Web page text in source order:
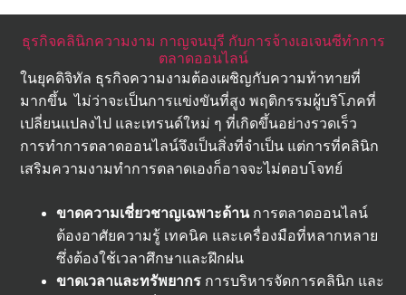
ธุรกิจคลินิกความงาม กาญจนบุรี กับการจ้างเอเจนซีทำการ
ตลาดออนไลน์
ในยุคดิจิทัล ธุรกิจความงามต้องเผชิญกับความท้าทายที่
มากขึ้น ไม่ว่าจะเป็นการแข่งขันที่สูง พฤติกรรมผู้บริโภคที่
เปลี่ยนแปลงไป และเทรนด์ใหม่ ๆ ที่เกิดขึ้นอย่างรวดเร็ว
การทำการตลาดออนไลน์จึงเป็นสิ่งที่จำเป็น แต่การที่คลินิก
เสริมความงามทำการตลาดเองก็อาจจะไม่ตอบโจทย์
ขาดความเชี่ยวชาญเฉพาะด้าน การตลาดออนไลน์
ต้องอาศัยความรู้ เทคนิค และเครื่องมือที่หลากหลาย
ซึ่งต้องใช้เวลาศึกษาและฝึกฝน
ขาดเวลาและทรัพยากร การบริหารจัดการคลินิก และ